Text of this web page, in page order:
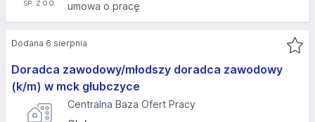
umowa o pracę
Doradca zawodowy/młodszy doradca zawodowy
(k/m) w mck głubczyce
Centralna Baza Ofert Pracy
Dodana 6 sierpnia